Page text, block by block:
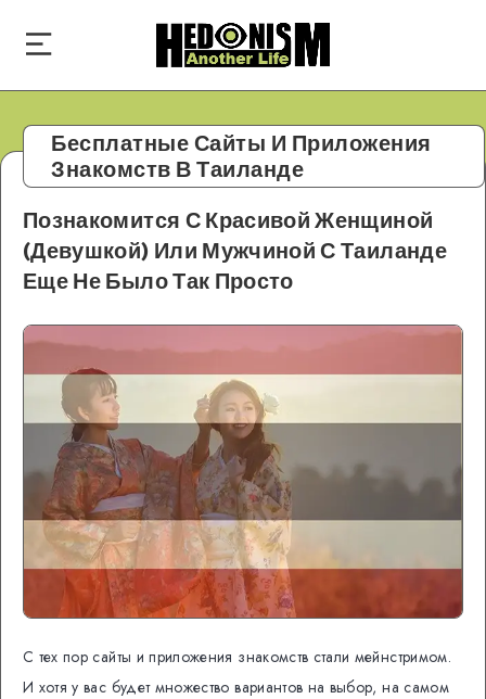
Бесплатные Сайты И Приложения
Знакомств В Таиланде
Познакомится С Красивой Женщиной
(Девушкой) Или Мужчиной С Таиланде
Еще Не Было Так Просто
С тех пор сайты и приложения знакомств стали мейнстримом.
И хотя у вас будет множество вариантов на выбор, на самом